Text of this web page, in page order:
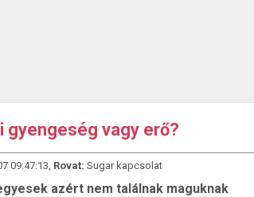
gyengeség vagy erő?
09:47:13, Rovat: Sugar kapcsolat
azért nem találnak maguknak